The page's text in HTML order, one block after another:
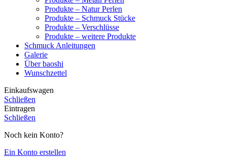
Produkte – Natur Perlen
Produkte – Schmuck Stücke
Produkte – Verschlüsse
Produkte – weitere Produkte
Schmuck Anleitungen
Galerie
Über baoshi
Wunschzettel
Einkaufswagen
Schließen
Eintragen
Schließen
Noch kein Konto?
Ein Konto erstellen